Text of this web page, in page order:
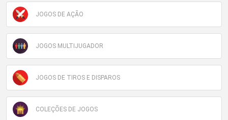
JOGOS DE AÇÃO
JOGOS MULTIJUGADOR
JOGOS DE TIROS E DISPAROS
COLEÇÕES DE JOGOS